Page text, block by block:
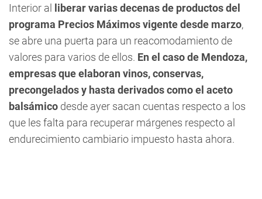
Interior al
liberar varias decenas de productos del
programa Precios Máximos vigente desde marzo,
se abre una puerta para un reacomodamiento de
valores para varios de ellos. En el caso de Mendoza,
empresas que elaboran vinos, conservas,
precongelados y hasta derivados como el aceto
balsámico desde ayer sacan cuentas respecto a los
que les falta para recuperar márgenes respecto al
endurecimiento cambiario impuesto hasta ahora.